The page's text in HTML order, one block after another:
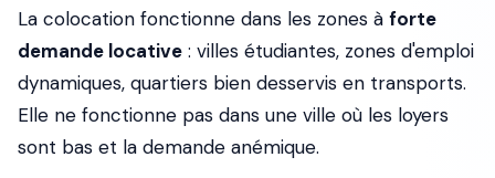
La colocation fonctionne dans les zones à forte
demande locative : villes étudiantes, zones d'emploi
dynamiques, quartiers bien desservis en transports.
Elle ne fonctionne pas dans une ville où les loyers
sont bas et la demande anémique.